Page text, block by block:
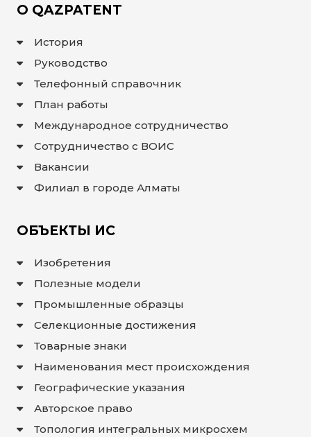
О QAZPATENT
История
Руководство
Телефонный справочник
План работы
Международное сотрудничество
Сотрудничество с ВОИС
Вакансии
Филиал в городе Алматы
ОБЪЕКТЫ ИС
Изобретения
Полезные модели
Промышленные образцы
Селекционные достижения
Товарные знаки
Наименования мест происхождения
Географические указания
Авторское право
Топология интегральных микросхем